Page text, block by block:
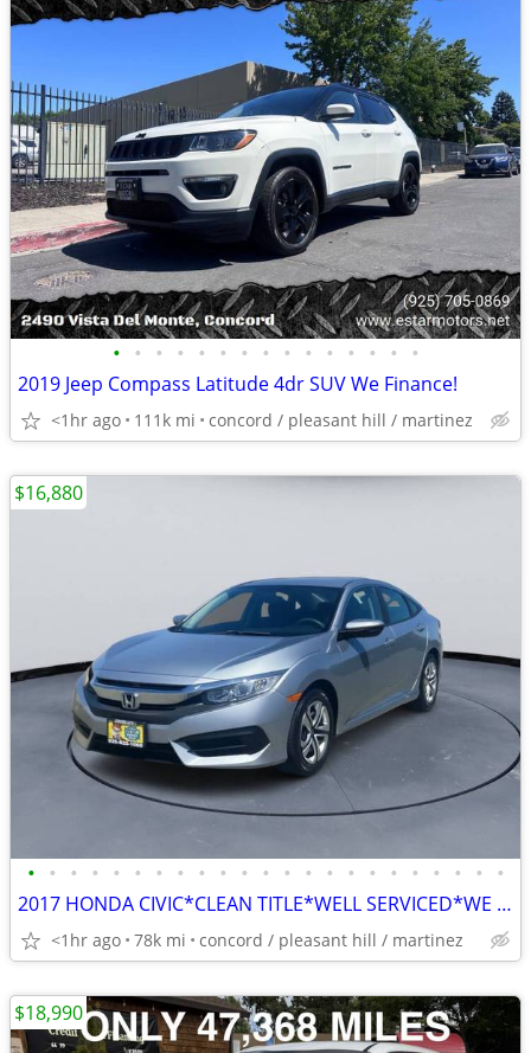
• • • • • • • • • • • • • • •
2019 Jeep Compass Latitude 4dr SUV We Finance!
<1hr ago 111k mi concord / pleasant hill / martinez
• • • • • • • • • • • • • • • • • • • • • • •
2017 HONDA CIVIC*CLEAN TITLE*WELL SERVICED*WE FINANCE*GOOD CARFAX*
<1hr ago 78k mi concord / pleasant hill / martinez
$16,880
$18,990